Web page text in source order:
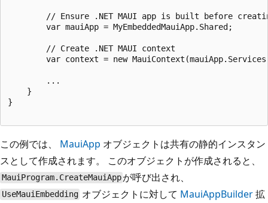
// Ensure .NET MAUI app is built before
        var mauiApp = MyEmbeddedMauiApp.Shared;
        // Create .NET MAUI context
var context = new
        ...
    }
}
この例では、 MauiApp オブジェクトは共有の静的インスタン
スとして作成されます。 このオブジェクトが作成されると、
MauiProgram.CreateMauiApp が呼び出され、
UseMauiEmbedding オブジェクトに対して MauiAppBuilder拡